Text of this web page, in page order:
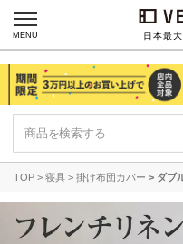
日本最
MENU
TOP 寝具 掛け布団カバー ダブ